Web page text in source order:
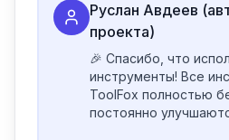
Руслан Авдеев
проекта)
🎉 Спасибо, что
инструменты! Все
ToolFox полностью
постоянно